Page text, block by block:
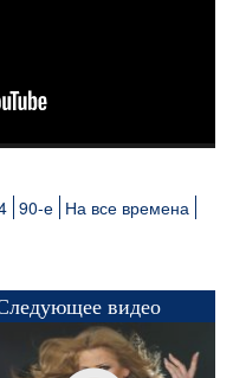
90-е На все времена
видео